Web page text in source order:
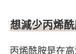
想減少丙烯
丙烯酰胺是在